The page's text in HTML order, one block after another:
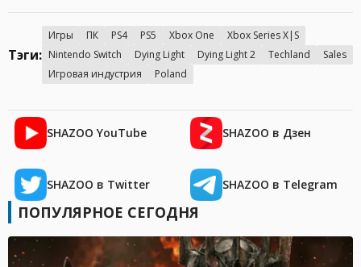
Тэги:
Игры ПК PS4 PS5 Xbox One
Xbox Series X|S
Nintendo Switch
Dying Light Dying Light 2 Techland
Sales
Игровая индустрия
Poland
SHAZOO YouTube SHAZOO в Дзен
SHAZOO в Twitter SHAZOO в Telegram
ПОПУЛЯРНОЕ СЕГОДНЯ